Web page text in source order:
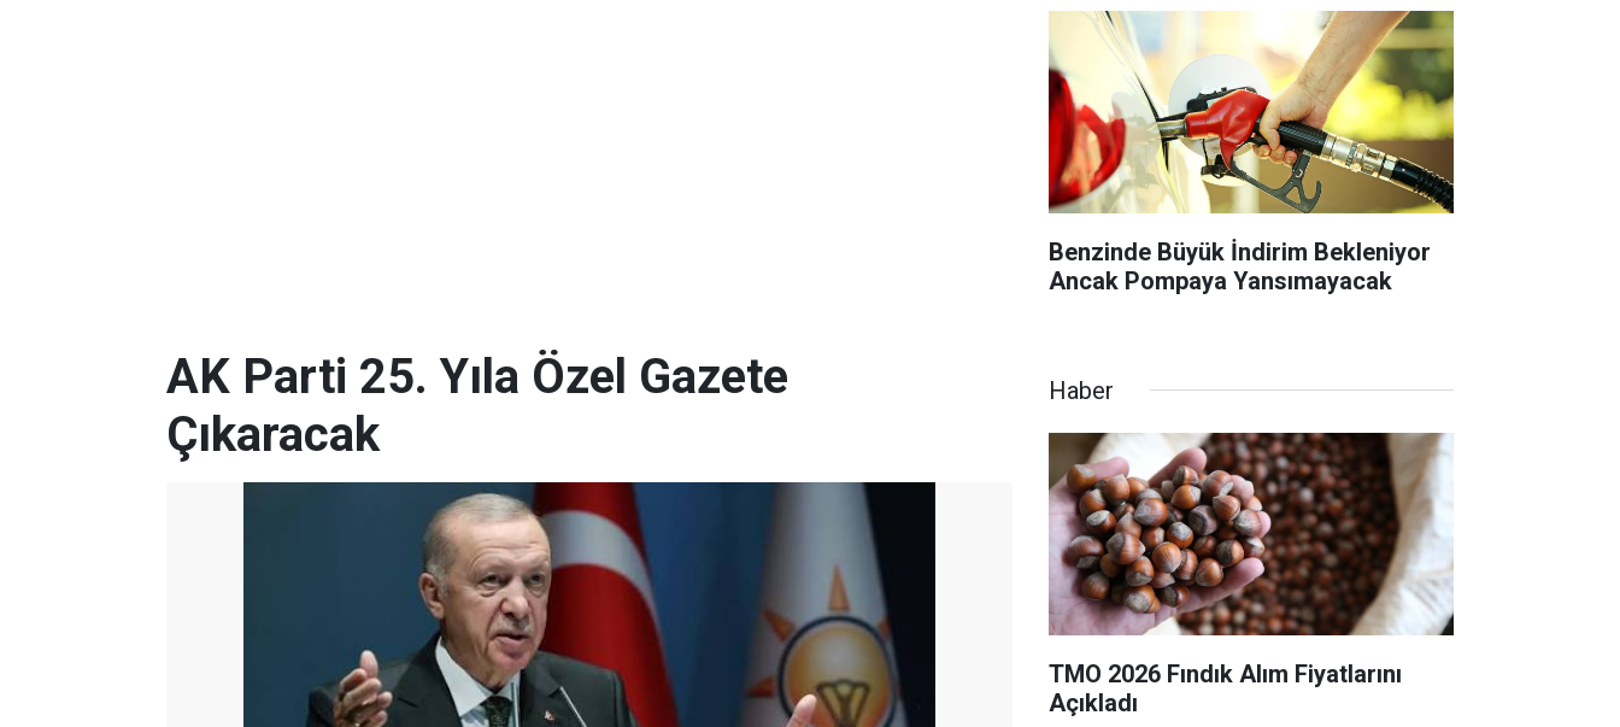
Benzinde Büyük İndirim Bekleniyor
Ancak Pompaya Yansımayacak
AK Parti 25. Yıla Özel Gazete
Çıkaracak
Haber
TMO 2026 Fındık Alım Fiyatlarını
Açıkladı